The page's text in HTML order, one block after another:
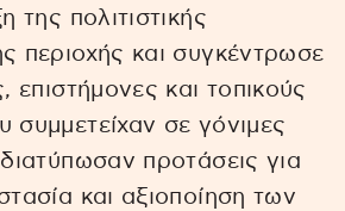
της πολιτιστικής
περιοχής και συγκέντρωσε
επιστήμονες και τοπικούς
συμμετείχαν σε γόνιμες
προτάσεις για
και αξιοποίηση των